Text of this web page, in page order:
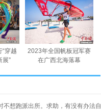
穿越
展”
2023年全国帆板冠军赛
在广西北海落幕
不想跑派出所。求助，有没有办法自